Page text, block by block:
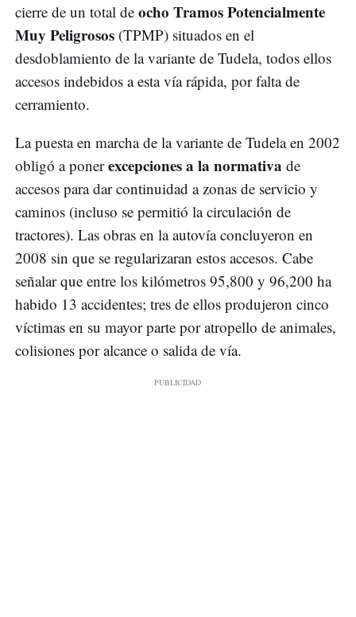
cierre de un total de ocho Tramos Potencialmente
Muy Peligrosos (TPMP) situados en el
desdoblamiento de la variante de Tudela, todos ellos
accesos indebidos a esta vía rápida, por falta de
cerramiento.
La puesta en marcha de la variante de Tudela en 2002
obligó a ponerexcepciones a la normativa de
accesos para dar continuidad a zonas de servicio y
caminos (incluso se permitió la circulación de
tractores). Las obras en la autovía concluyeron en
2008 sin que se regularizaran estos accesos. Cabe
señalar que entre los kilómetros 95,800 y 96,200 ha
habido 13 accidentes; tres de ellos produjeron cinco
víctimas en su mayor parte por atropello de animales,
colisiones por alcance o salida de vía.